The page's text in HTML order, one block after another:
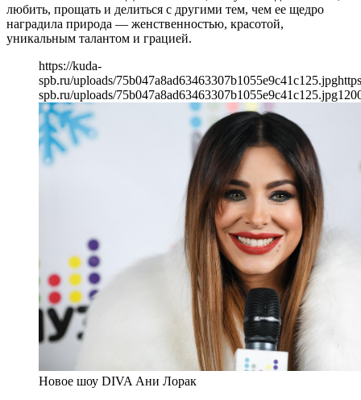
любить, прощать и делиться с другими тем, чем ее щедро
наградила природа — женственностью, красотой,
уникальным талантом и грацией.
https://kuda-
spb.ru/uploads/75b047a8ad63463307b1055e9c41c125.jpg
spb.ru/uploads/75b047a8ad63463307b1055e9c41c125.jpg
Новое шоу DIVA Ани Лорак